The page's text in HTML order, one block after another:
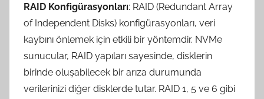
RAID Konfigürasyonları: RAID (Redundant Array
of Independent Disks) konfigürasyonları, veri
kaybını önlemek için etkili bir yöntemdir. NVMe
sunucular, RAID yapıları sayesinde, disklerin
birinde oluşabilecek bir arıza durumunda
verilerinizi diğer disklerde tutar. RAID 1, 5 ve 6 gibi